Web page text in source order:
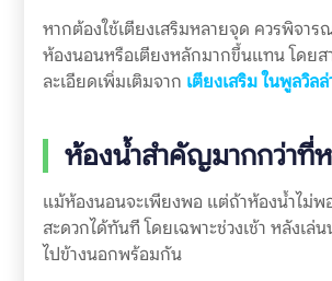
หากต้องใช้เตียงเสริมหลายจุด ควรพิจาร
ห้องนอนหรือเตียงหลักมากขึ้นแทน โดยส
ละเอียดเพิ่มเติมจาก เตียงเสริม ในพูลวิลล่
ห้องน้ำสำคัญมากกว่าที่
แม้ห้องนอนจะเพียงพอ แต่ถ้าห้องน้ำไม่พ
สะดวกได้ทันที โดยเฉพาะช่วงเช้า หลังเล่
ไปข้างนอกพร้อมกัน